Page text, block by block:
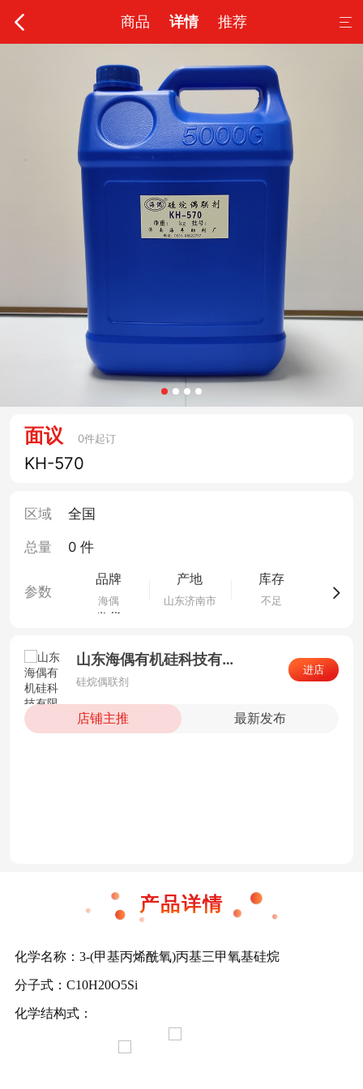
 商品 详情 推荐 
面议 0件起订
KH-570
区域 全国
总量 0 件
参数
品牌
海偶
产地
山东济南市
库存
不足
发货
山东海偶有机硅科技有限公司
硅烷偶联剂
进店
店铺主推 最新发布
产品详情
化学名称： 3-(甲基丙烯酰氧)丙基三甲氧基硅烷
分子式： C10H20O5Si
化学结构式：